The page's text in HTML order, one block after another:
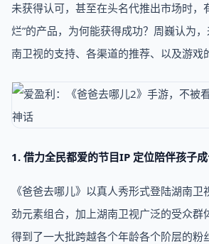
未获得认可，甚至在头名代推出市场时，
烂”的产品，为何能获得成功？周巍认为
南卫视的支持、各渠道的推荐、以及游戏
1. 借力全民都爱的节目IP 定位陪伴孩子
《爸爸去哪儿》以真人秀形式登陆湖南卫
劲元素组合，加上湖南卫视广泛的受众群
得到了一大批跨越各个年龄各个阶层的粉